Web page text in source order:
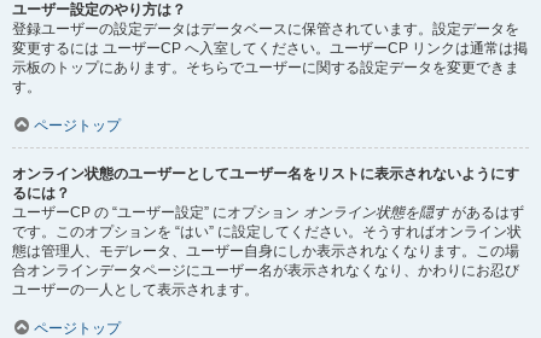
ユーザー設定のやり方は？
登録ユーザーの設定データはデータベースに保管されています。設定データを
変更するには ユーザーCP へ入室してください。ユーザーCP リンクは通常は掲
示板のトップにあります。そちらでユーザーに関する設定データを変更できま
す。
ページトップ
オンライン状態のユーザーとしてユーザー名をリストに表示されないようにす
るには？
ユーザーCP の “ユーザー設定” にオプション オンライン状態を隠すがあるはず
です。このオプションを “はい” に設定してください。そうすればオンライン状
態は管理人、モデレータ、ユーザー自身にしか表示されなくなります。この場
合オンラインデータページにユーザー名が表示されなくなり、かわりにお忍び
ユーザーの一人として表示されます。
ページトップ